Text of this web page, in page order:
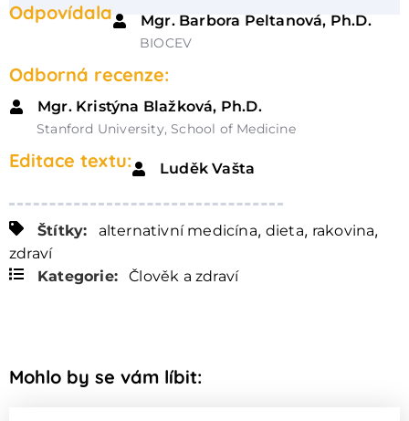
Odpovídala Mgr. Barbora Peltanová, Ph.D.
BIOCEV
Odborná recenze:
Mgr. Kristýna Blažková, Ph.D.
Stanford University, School of Medicine
Editace textu: Luděk Vašta
Štítky: alternativní medicína, dieta, rakovina,
zdraví
Kategorie:
Člověk a zdraví
Mohlo by se vám líbit: